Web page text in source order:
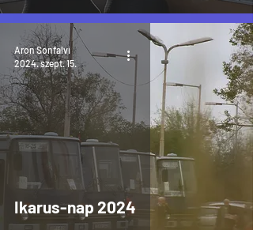
Ikarus-nap 2024
Aron Sonfalvi
2024. szept. 15.